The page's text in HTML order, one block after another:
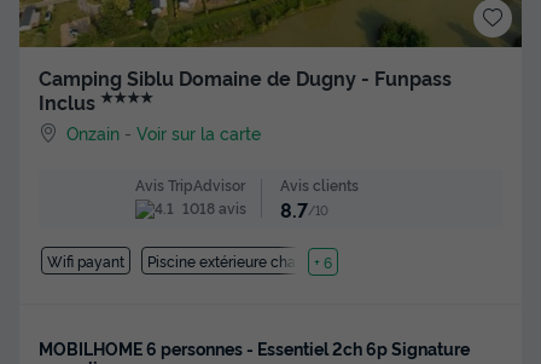
Camping Siblu Domaine de Dugny - Funpass
Inclus ★★★★
Onzain -Voir sur la carte
Avis TripAdvisor
1018 avis
Avis clients
8.7/10
Wifi payant Piscine extérieure chauffée
+ 6
MOBILHOME 6 personnes - Essentiel 2ch 6p Signature